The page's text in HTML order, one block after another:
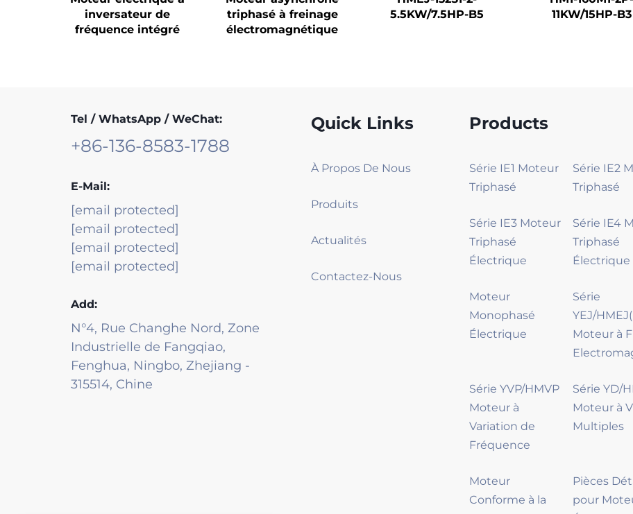
inversateur de
fréquence intégré
triphasé à freinage
électromagnétique
5.5KW/7.5HP-B5
11KW/15HP-B3
Tel / WhatsApp / WeChat:
+86-136-8583-1788
E-Mail:
[email protected]
[email protected]
[email protected]
[email protected]
Add:
N°4, Rue Changhe Nord, Zone
Industrielle de Fangqiao,
Fenghua, Ningbo, Zhejiang -
315514, Chine
Quick Links
À Propos De Nous
Produits
Actualités
Contactez-Nous
Products
Série IE1 Moteur
Triphasé
Série IE2
Triphasé
Série IE3 Moteur
Triphasé
Électrique
Série IE4
Triphasé
Électrique
Moteur
Monophasé
Électrique
Série
YEJ/
Moteur à
Série YVP/HMVP
Moteur à
Variation de
Fréquence
Série YD/
Moteur à
Multiples
Moteur
Conforme à la
Pièces
pour